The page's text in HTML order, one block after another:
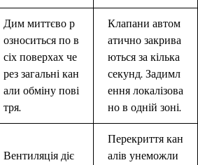
Дим миттєво р
озноситься по в
сіх поверхах че
рез загальні кан
али обміну пові
тря.
Клапани автом
атично закрива
ються за кілька
секунд. Задимл
ення локалізова
но в одній зоні.
Вентиляція діє
Перекриття кан
алів унеможли